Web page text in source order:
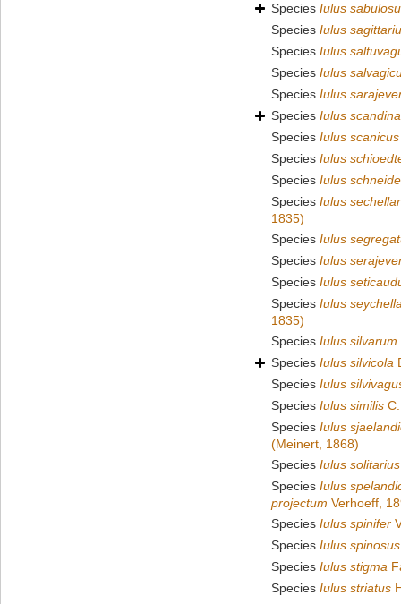
Species Iulus
Species Iulus
Species Iulus
Species Iulus
Species Iulus
Species Iulus
Species Iulus scanicus
Species Iulus
Species Iulus
Species Iulus
1835)
Species Iulus
Species Iulus
Species Iulus
Species Iulus
1835)
Species Iulus silvarum
Species Iulus silvicola
Species Iulus
Species Iulus similis
Species Iulus
(Meinert, 1868)
Species Iulus solitarius
Species Iulus
projectum Verhoeff,
Species Iulus spinifer
Species Iulus spinosus
Species Iulus stigma
Species Iulus striatus